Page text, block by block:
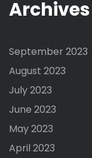
Archives
September 2023
August 2023
July 2023
June 2023
May 2023
April 2023